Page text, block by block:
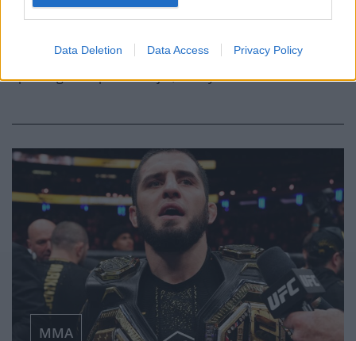
Data Deletion Data Access Privacy Policy
MMA · 2026 MÁJUS 07, CSÜTÖRTÖKbyTD_STRYDER
A Vegas.hu elindította az eddigi legnagyobb májusi
sportfogadási promócióját, amelynek keretében az…
MMA